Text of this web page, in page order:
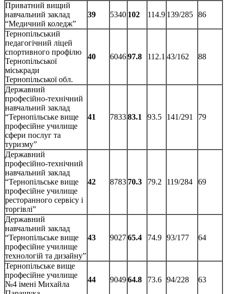
Приватний вищий
навчальний заклад
“Медичний коледж”
39 5340 102 114.9 139/285 86
Тернопільський
педагогічний ліцей
спортивного профілю
Тернопільської
міськради
Тернопільської обл.
40 604697.8 112.1 43/162 88
Державний
професійно-технічний
навчальний заклад
“Тернопільське вище
професійне училище
сфери послуг та
туризму”
41 783383.1 93.5 141/291 79
Державний
професійно-технічний
навчальний заклад
“Тернопільське вище
професійне училище
ресторанного сервісу і
торгівлі”
42 8783 70.3 79.2 119/284 69
Державний
навчальний заклад
“Тернопільське вище
професійне училище
технологій та дизайну”
43 902765.4 74.9 93/177 64
Тернопільське вище
професійне училище
№4 імені Михайла
44 904964.8 73.6 94/228 63